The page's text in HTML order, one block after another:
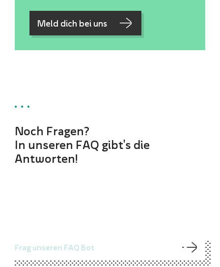
Meld dich bei uns
Noch Fragen?
In unseren FAQ gibt's die
Antworten!